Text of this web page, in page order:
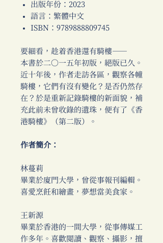
出版年份：2023
語言：繁體中文
ISBN：9789888809745
要細看，趁着香港還有騎樓──
本書於二〇一五年初版，絕版已久。
近十年後，作者走訪各區，觀察各幢
騎樓，它們有沒有變化？是否仍然存
在？於是重新記錄騎樓的新面貌，補
充此前未曾收錄的遺珠，便有了《香
港騎樓》（第二版）。
作者簡介：
林蔓莉
畢業於廈門大學，曾從事報刊編輯。
喜愛烹飪和繪畫，夢想當美食家。
王新源
畢業於香港的一間大學，從事傳媒工
作多年。喜歡閱讀、觀察、攝影，擅